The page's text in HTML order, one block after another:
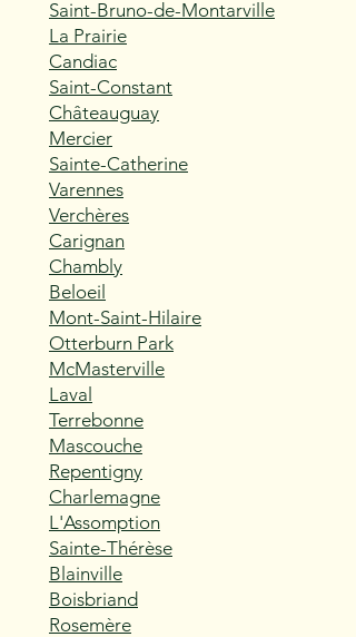
Saint-Bruno-de-Montarville
La Prairie
Candiac
Saint-Constant
Châteauguay
Mercier
Sainte-Catherine
Varennes
Verchères
Carignan
Chambly
Beloeil
Mont-Saint-Hilaire
Otterburn Park
McMasterville
Laval
Terrebonne
Mascouche
Repentigny
Charlemagne
L'Assomption
Sainte-Thérèse
Blainville
Boisbriand
Rosemère